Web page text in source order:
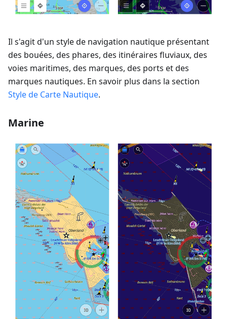
Il s'agit d'un style de navigation nautique présentant
des bouées, des phares, des itinéraires fluviaux, des
voies maritimes, des marques, des ports et des
marques nautiques. En savoir plus dans la section
Style de Carte Nautique.
Marine